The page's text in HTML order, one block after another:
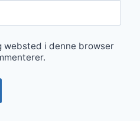
websted i denne browser